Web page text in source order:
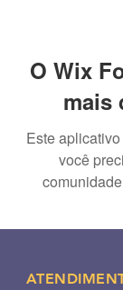
O Wix
mais
Este
você